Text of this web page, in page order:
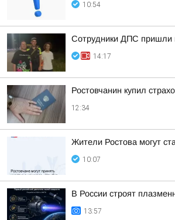
10:54
Сотрудники ДПС пришли
14:17
Ростовчанин купил
12:34
Жители Ростова могут
10:07
В России строят
13:57